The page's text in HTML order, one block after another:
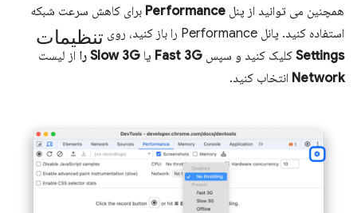
همچنین می توانید از پنل Performance برای کاهش سرعت شبکه
استفاده کنید. پانل Performance را باز کنید، روی
تنظیمات
Settings کلیک کنید و سپس Fast 3G یا Slow 3G را
از لیست
Network انتخاب کنید.